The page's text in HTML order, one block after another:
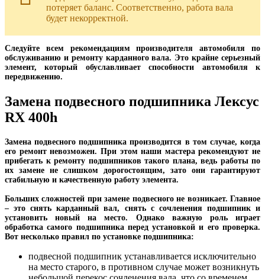
потеряет баланс. Соответственно, работа вала
будет некорректной.
Следуйте всем рекомендациям производителя автомобиля по
обслуживанию и ремонту карданного вала. Это крайне серьезный
элемент, который обуславливает способности автомобиля к
передвижению.
Замена подвесного подшипника Лексус
RX 400h
Замена подвесного подшипника производится в том случае, когда
его ремонт невозможен. При этом наши мастера рекомендуют не
прибегать к ремонту подшипников такого плана, ведь работы по
их замене не слишком дорогостоящим, зато они гарантируют
стабильную и качественную работу элемента.
Больших сложностей при замене подвесного не возникает. Главное
– это снять карданный вал, снять с сочленения подшипник и
установить новый на место. Однако важную роль играет
обработка самого подшипника перед установкой и его проверка.
Вот несколько правил по установке подшипника:
подвесной подшипник устанавливается исключительно
на место старого, в противном случае может возникнуть